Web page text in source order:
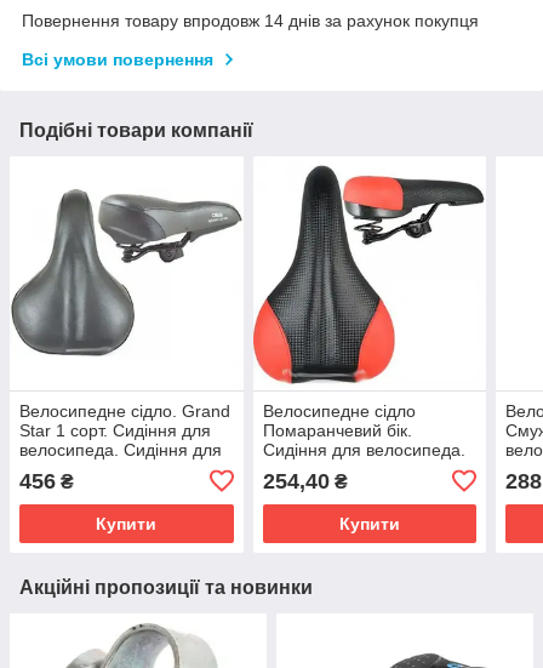
Повернення товару впродовж 14 днів за рахунок покупця
Всі умови повернення
Подібні товари компанії
Велосипедне сідло. Grand
Star 1 сорт. Сидіння для
велосипеда. Сидіння для
велосипеда. Сідло вело.
Велоседло.
456 ₴
Купити
Велосипедне сідло
Помаранчевий бік.
Сидіння для велосипеда.
Сидіння для велосипеда.
Сідло вело. Велоседло.
254,40₴
Купити
288
Акційні пропозиції та новинки